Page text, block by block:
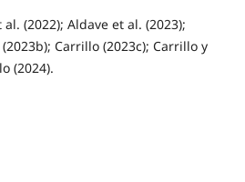
(2022); Aldave et al. (2023);
Carrillo (2023c); Carrillo y
(2024).